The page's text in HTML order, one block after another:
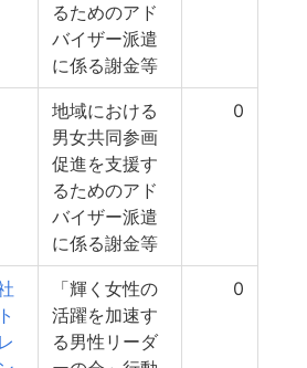
るためのアド
バイザー派遣
に係る謝金等
地域における
男女共同参画
促進を支援す
るためのアド
バイザー派遣
に係る謝金等
0
「輝く女性の
活躍を加速す
る男性リーダ
0